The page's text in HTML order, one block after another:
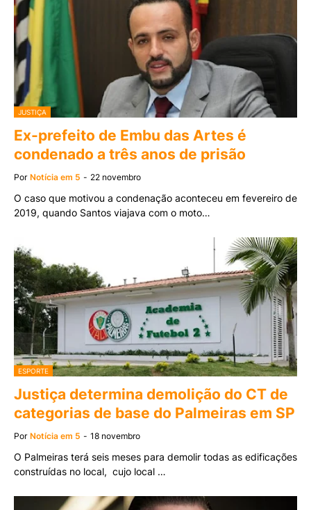
JUSTIÇA
Ex-prefeito de Embu das Artes é
condenado a três anos de prisão
Por Notícia em 5 - 22 novembro
O caso que motivou a condenação aconteceu em fevereiro de
2019, quando Santos viajava com o moto…
ESPORTE
Justiça determina demolição do CT de
categorias de base do Palmeiras em SP
Por Notícia em 5 - 18 novembro
O Palmeiras terá seis meses para demolir todas as edificações
construídas no local, cujo local …